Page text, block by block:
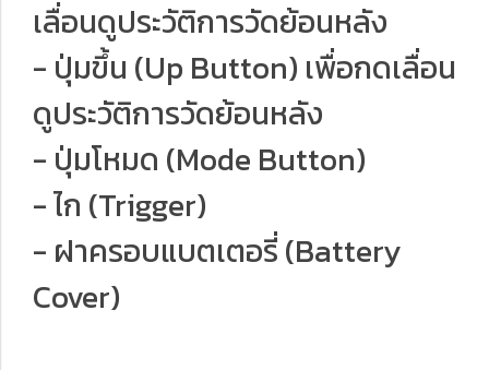
เลื่อนดูประวัติการวัดย้อนหลัง
- ปุ่มขึ้น (Up Button) เพื่อกดเลื่อน
ดูประวัติการวัดย้อนหลัง
- ปุ่มโหมด (Mode Button)
- ไก (Trigger)
- ฝาครอบแบตเตอรี่ (Battery
Cover)